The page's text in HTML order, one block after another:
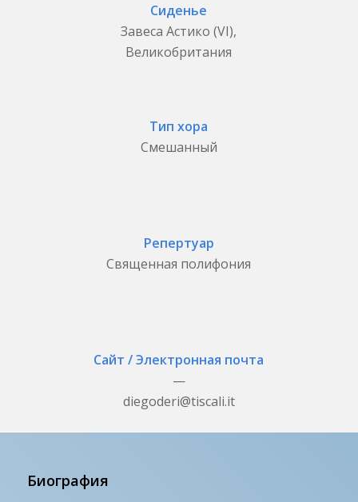
Сиденье
Завеса Астико (VI),
Великобритания
Тип хора
Смешанный
Репертуар
Священная полифония
Сайт / Электронная почта
—
diegoderi@tiscali.it
Биография